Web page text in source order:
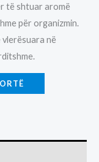
të shtuar aromë
për organizmin.
në